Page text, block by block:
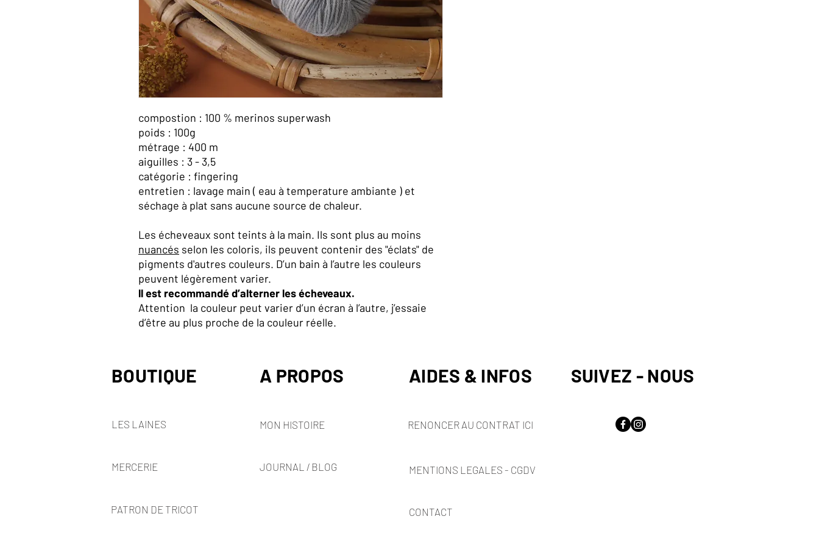
compostion : 100 % merinos superwash
poids : 100g
métrage : 400 m
aiguilles : 3 - 3,5
catégorie : fingering
entretien : lavage main ( eau à temperature ambiante ) et
séchage à plat sans aucune source de chaleur.
Les écheveaux sont teints à la main. Ils sont plus au moins
nuancés selon les coloris, ils peuvent contenir des "éclats" de
pigments d'autres couleurs. D’un bain à l’autre les couleurs
peuvent légèrement varier.
ll est recommandé d’alterner les écheveaux.
Attention la couleur peut varier d’un écran à l’autre, j’essaie
d’être au plus proche de la couleur réelle.
BOUTIQUE A PROPOS AIDES & INFOS SUIVEZ - NOUS
LES LAINES MON HISTOIRE RENONCER AU CONTRAT ICI
MERCERIE JOURNAL / BLOG MENTIONS LEGALES - CGDV
PATRON DE TRICOT CONTACT